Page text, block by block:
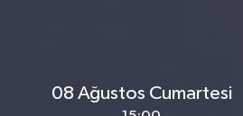
08 Ağustos Cumartesi